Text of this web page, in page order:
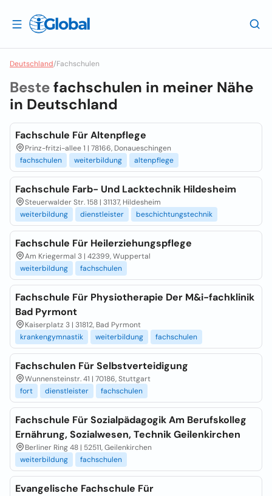
Deutschland/Fachschulen
Bestefachschulen in meiner Nähe
in Deutschland
Fachschule Für Altenpflege
Prinz-fritzi-allee 1 | 78166, Donaueschingen
fachschulen
weiterbildung altenpflege
Fachschule Farb- Und Lacktechnik Hildesheim
Steuerwalder Str. 158 | 31137, Hildesheim
weiterbildung
dienstleister beschichtungstechnik
Fachschule Für Heilerziehungspflege
Am Kriegermal 3 | 42399, Wuppertal
weiterbildung
fachschulen
Fachschule Für Physiotherapie Der M&i-fachklinik
Bad Pyrmont
Kaiserplatz 3 | 31812, Bad Pyrmont
krankengymnastik
weiterbildung fachschulen
Fachschulen Für Selbstverteidigung
Wunnensteinstr. 41 | 70186, Stuttgart
fort
dienstleister fachschulen
Fachschule Für Sozialpädagogik Am Berufskolleg
Ernährung, Sozialwesen, Technik Geilenkirchen
Berliner Ring 48 | 52511, Geilenkirchen
weiterbildung
fachschulen
Evangelische Fachschule Für